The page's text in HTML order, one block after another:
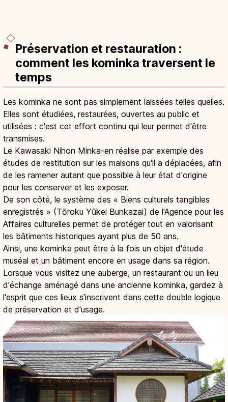
Préservation et restauration :
comment les kominka traversent le
temps
Les kominka ne sont pas simplement laissées telles quelles.
Elles sont étudiées, restaurées, ouvertes au public et
utilisées : c'est cet effort continu qui leur permet d'être
transmises.
Le Kawasaki Nihon Minka-en réalise par exemple des
études de restitution sur les maisons qu'il a déplacées, afin
de les ramener autant que possible à leur état d'origine
pour les conserver et les exposer.
De son côté, le système des « Biens culturels tangibles
enregistrés » (Tōroku Yūkei Bunkazai) de l'Agence pour les
Affaires culturelles permet de protéger tout en valorisant
les bâtiments historiques ayant plus de 50 ans.
Ainsi, une kominka peut être à la fois un objet d'étude
muséal et un bâtiment encore en usage dans sa région.
Lorsque vous visitez une auberge, un restaurant ou un lieu
d'échange aménagé dans une ancienne kominka, gardez à
l'esprit que ces lieux s'inscrivent dans cette double logique
de préservation et d'usage.